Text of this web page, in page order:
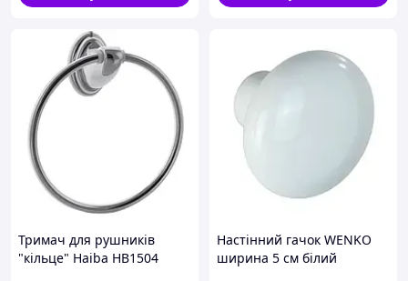
Тримач для рушників
"кільце" Haiba HB1504
Настінний гачок WENKO
ширина 5 см білий